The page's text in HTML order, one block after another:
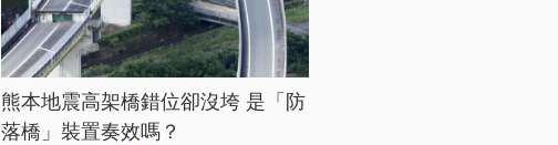
熊本地震高架橋錯位卻沒垮 是「防
落橋」裝置奏效嗎？